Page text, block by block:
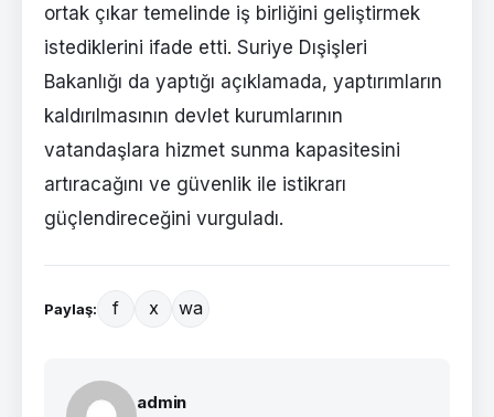
ortak çıkar temelinde iş birliğini geliştirmek
istediklerini ifade etti. Suriye Dışişleri
Bakanlığı da yaptığı açıklamada, yaptırımların
kaldırılmasının devlet kurumlarının
vatandaşlara hizmet sunma kapasitesini
artıracağını ve güvenlik ile istikrarı
güçlendireceğini vurguladı.
Paylaş: f x wa
admin